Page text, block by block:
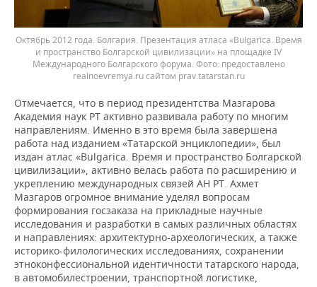
Октябрь 2012 года. Болгария. Презентация атласа «Bulgarica. Время
и пространство Болгарской цивилизации» на площадке IV
Международного Болгарского форума. Фото: предоставлено
realnoevremya.ru сайтом prav.tatarstan.ru
Отмечается, что в период президентства Мазгарова
Академия наук РТ активно развивала работу по многим
направлениям. Именно в это время была завершена
работа над изданием «Татарской энциклопедии», был
издан атлас «Bulgarica. Время и пространство Болгарской
цивилизации», активно велась работа по расширению и
укреплению международных связей АН РТ. Ахмет
Мазгаров огромное внимание уделял вопросам
формирования госзаказа на прикладные научные
исследования и разработки в самых различных областях
и направлениях: архитектурно-археологических, а также
историко-филологических исследованиях, сохранении
этноконфессиональной идентичности татарского народа,
в автомобилестроении, транспортной логистике,